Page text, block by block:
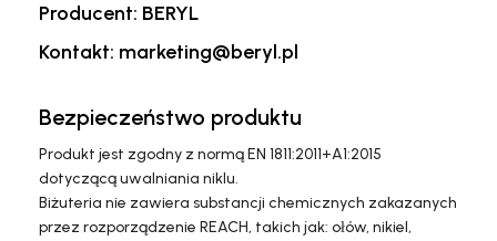
Producent: BERYL
Kontakt: marketing@beryl.pl
Bezpieczeństwo produktu
Produkt jest zgodny z normą EN 1811:2011+A1:2015
dotyczącą uwalniania niklu.
Biżuteria nie zawiera substancji chemicznych zakazanych
przez rozporządzenie REACH, takich jak: ołów, nikiel,